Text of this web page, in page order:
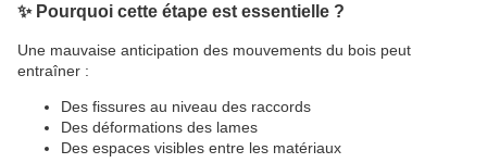
✨ Pourquoi cette étape est essentielle ?
Une mauvaise anticipation des mouvements du bois peut
entraîner :
Des fissures au niveau des raccords
Des déformations des lames
Des espaces visibles entre les matériaux